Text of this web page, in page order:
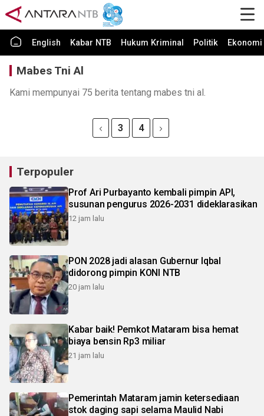
English Kabar NTB Hukum Kriminal Politik
Mabes Tni Al
Kami mempunyai 75 berita tentang mabes tni al.
3 4
Terpopuler
Prof Ari Purbayanto kembali pimpin API,
susunan pengurus 2026-2031 dideklarasikan
12 jam lalu
PON 2028 jadi alasan Gubernur Iqbal
didorong pimpin KONI NTB
20 jam lalu
Kabar baik! Pemkot Mataram bisa hemat
biaya bensin Rp3 miliar
21 jam lalu
Pemerintah Mataram jamin ketersediaan
stok daging sapi selama Maulid Nabi